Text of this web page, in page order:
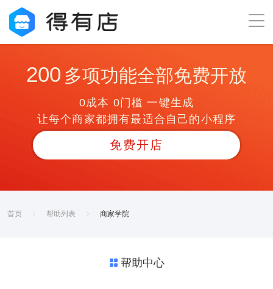
200 多项功能全部免费开放
0成本 0门槛 一键生成
让每个商家都拥有最适合自己的小程序
免费开店
首页 帮助列表 商家学院
帮助中心